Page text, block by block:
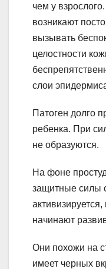
чем у
возникают
вызывать
целостности
слои
Патоген долго
ребенка. При
не образуются.
На фоне
защитные силы
начинают
Они похожи на
имеет черных